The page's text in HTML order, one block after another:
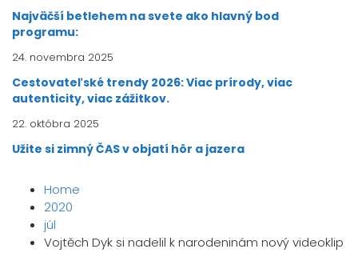
Najväčší betlehem na svete ako hlavný bod
programu:
24. novembra 2025
Cestovateľské trendy 2026: Viac prírody, viac
autenticity, viac zážitkov.
22. októbra 2025
Užite si zimný ČAS v objatí hôr a jazera
Home
2020
júl
Vojtěch Dyk si nadelil k narodeninám nový videoklip